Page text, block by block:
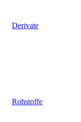
Derivate
Rohstoffe